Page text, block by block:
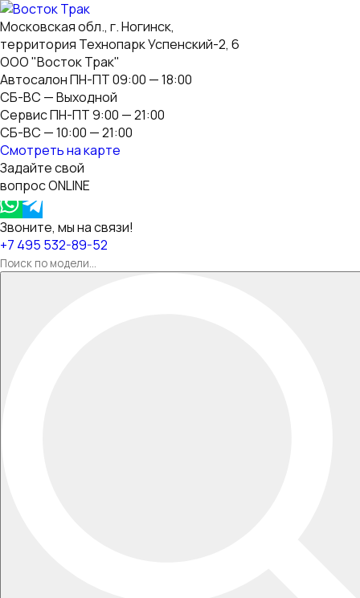
Московская обл., г. Ногинск,
территория Технопарк Успенский-2, 6
ООО "Восток Трак"
Автосалон ПН-ПТ 09:00 — 18:00
СБ-ВС — Выходной
Сервис ПН-ПТ 9:00 — 21:00
СБ-ВС — 10:00 — 21:00
Смотреть на карте
Задайте свой
вопрос ONLINE
Звоните, мы на связи!
+7 495 532-89-52